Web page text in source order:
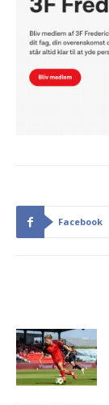
Facebook